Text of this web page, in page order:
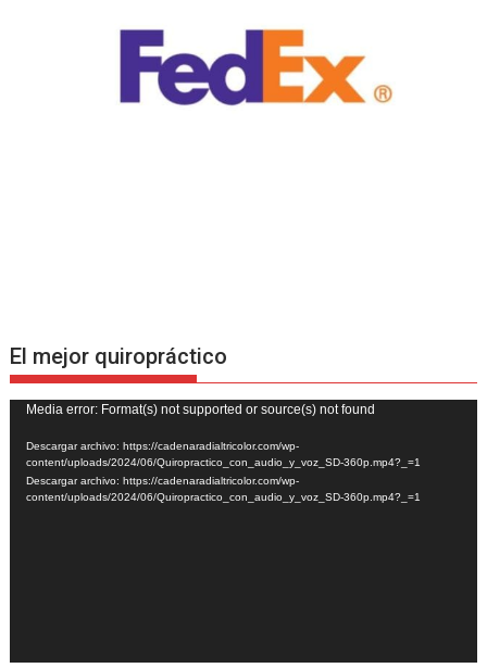
El mejor quiropráctico
Reproductor
de
vídeo
Media error: Format(s) not supported or source(s) not found
Descargar archivo: https://cadenaradialtricolor.com/wp-
content/uploads/2024/06/Quiropractico_con_audio_y_voz_SD-360p.mp4?_=1
Descargar archivo: https://cadenaradialtricolor.com/wp-
content/uploads/2024/06/Quiropractico_con_audio_y_voz_SD-360p.mp4?_=1